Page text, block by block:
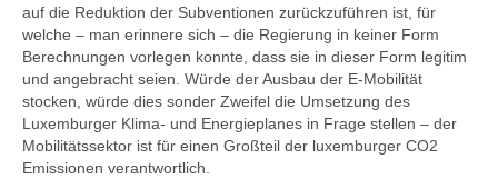
auf die Reduktion der Subventionen zurückzuführen ist, für
welche – man erinnere sich – die Regierung in keiner Form
Berechnungen vorlegen konnte, dass sie in dieser Form legitim
und angebracht seien. Würde der Ausbau der E-Mobilität
stocken, würde dies sonder Zweifel die Umsetzung des
Luxemburger Klima- und Energieplanes in Frage stellen – der
Mobilitätssektor ist für einen Großteil der luxemburger CO2
Emissionen verantwortlich.